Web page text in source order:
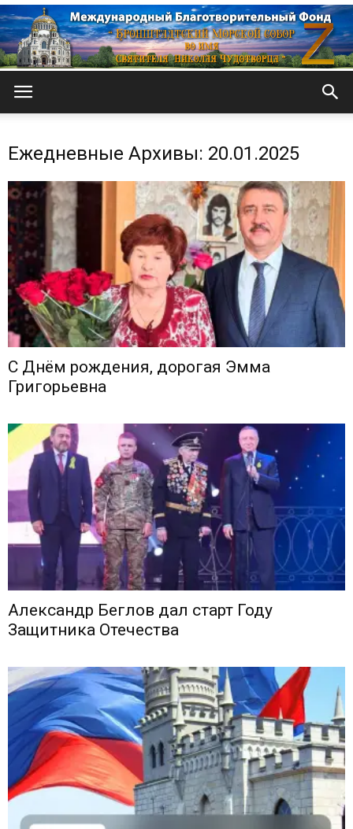
собор
Ежедневные Архивы: 20.01.2025
С Днём рождения, дорогая Эмма
Григорьевна
Александр Беглов дал старт Году
Защитника Отечества